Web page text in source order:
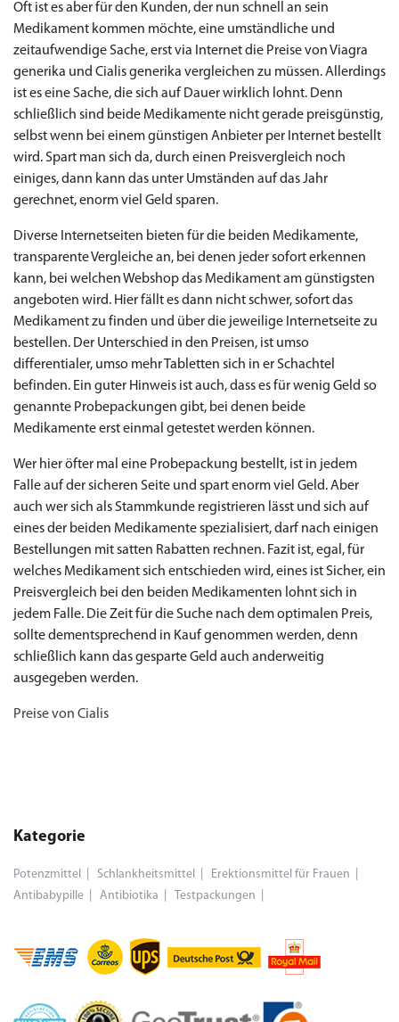
Oft ist es aber für den Kunden, der nun schnell an sein
Medikament kommen möchte, eine umständliche und
zeitaufwendige Sache, erst via Internet die Preise von Viagra
generika und Cialis generika vergleichen zu müssen. Allerdings
ist es eine Sache, die sich auf Dauer wirklich lohnt. Denn
schließlich sind beide Medikamente nicht gerade preisgünstig,
selbst wenn bei einem günstigen Anbieter per Internet bestellt
wird. Spart man sich da, durch einen Preisvergleich noch
einiges, dann kann das unter Umständen auf das Jahr
gerechnet, enorm viel Geld sparen.
Diverse Internetseiten bieten für die beiden Medikamente,
transparente Vergleiche an, bei denen jeder sofort erkennen
kann, bei welchen Webshop das Medikament am günstigsten
angeboten wird. Hier fällt es dann nicht schwer, sofort das
Medikament zu finden und über die jeweilige Internetseite zu
bestellen. Der Unterschied in den Preisen, ist umso
differentialer, umso mehr Tabletten sich in er Schachtel
befinden. Ein guter Hinweis ist auch, dass es für wenig Geld so
genannte Probepackungen gibt, bei denen beide
Medikamente erst einmal getestet werden können.
Wer hier öfter mal eine Probepackung bestellt, ist in jedem
Falle auf der sicheren Seite und spart enorm viel Geld. Aber
auch wer sich als Stammkunde registrieren lässt und sich auf
eines der beiden Medikamente spezialisiert, darf nach einigen
Bestellungen mit satten Rabatten rechnen. Fazit ist, egal, für
welches Medikament sich entschieden wird, eines ist Sicher, ein
Preisvergleich bei den beiden Medikamenten lohnt sich in
jedem Falle. Die Zeit für die Suche nach dem optimalen Preis,
sollte dementsprechend in Kauf genommen werden, denn
schließlich kann das gesparte Geld auch anderweitig
ausgegeben werden.
Preise von Cialis
Kategorie
Potenzmittel Schlankheitsmittel
Erektionsmittel für Frauen
Antibabypille
Antibiotika Testpackungen